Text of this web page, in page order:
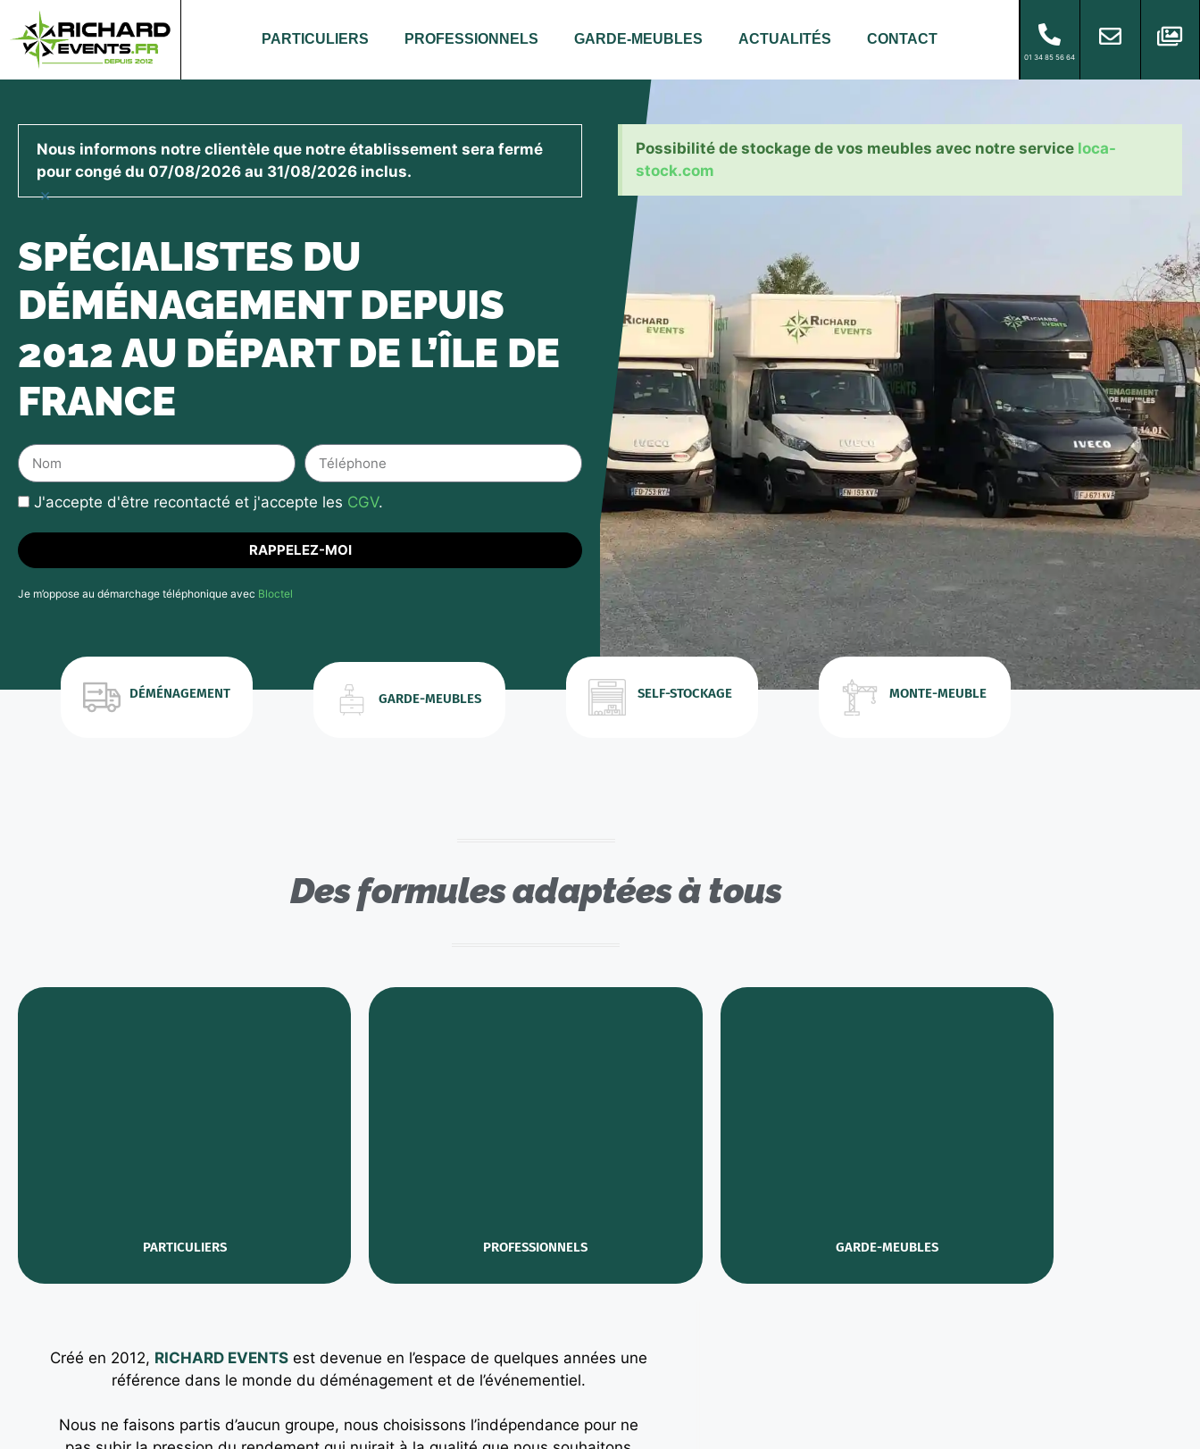
PARTICULIERS PROFESSIONNELS GARDE-MEUBLES ACTUALITÉS CONTACT
01 34 85 56 64
Nous informons notre clientèle que notre établissement sera fermé
pour congé du 07/08/2026 au 31/08/2026 inclus.
×
SPÉCIALISTES DU
DÉMÉNAGEMENT DEPUIS
2012 AU DÉPART DE L’ÎLE DE
FRANCE
J'accepte d'être recontacté et j'accepte les CGV.
RAPPELEZ-MOI
Je m’oppose au démarchage téléphonique avec Bloctel
Possibilité de stockage de vos meubles avec notre service loca-
stock.com
DÉMÉNAGEMENT GARDE-MEUBLES SELF-STOCKAGE MONTE-MEUBLE
Des formules adaptées à tous
PARTICULIERS PROFESSIONNELS GARDE-MEUBLES
Créé en 2012, RICHARD EVENTSest devenue en l’espace de quelques années une
référence dans le monde du déménagement et de l’événementiel.
Nous ne faisons partis d’aucun groupe, nous choisissons l’indépendance pour ne